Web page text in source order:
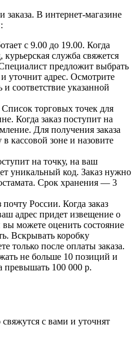
заказа. В интернет-магазине
с 9.00 до 19.00. Когда
курьерская служба свяжется
предложит выбрать
уточнит адрес. Осмотрите
и соответствие указанной
торговых точек для
Когда заказ поступит на
Для получения заказа
в кассовой зоне и назовите
на точку, на ваш
уникальный код. Заказ нужно
Срок хранения — 3
России. Когда заказ
адрес придет извещение о
можете оценить состояние
Вскрывать коробку
только после оплаты заказа.
не больше 10 позиций и
превышать 100 000 р.
с вами и уточнят